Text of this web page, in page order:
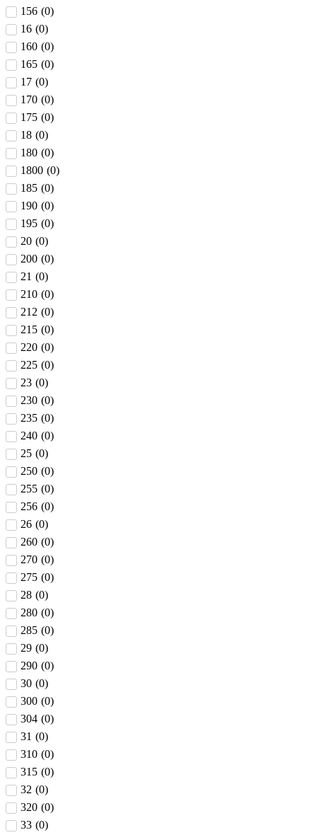
156 (0)
16 (0)
160 (0)
165 (0)
17 (0)
170 (0)
175 (0)
18 (0)
180 (0)
1800 (0)
185 (0)
190 (0)
195 (0)
20 (0)
200 (0)
21 (0)
210 (0)
212 (0)
215 (0)
220 (0)
225 (0)
23 (0)
230 (0)
235 (0)
240 (0)
25 (0)
250 (0)
255 (0)
256 (0)
26 (0)
260 (0)
270 (0)
275 (0)
28 (0)
280 (0)
285 (0)
29 (0)
290 (0)
30 (0)
300 (0)
304 (0)
31 (0)
310 (0)
315 (0)
32 (0)
320 (0)
33 (0)